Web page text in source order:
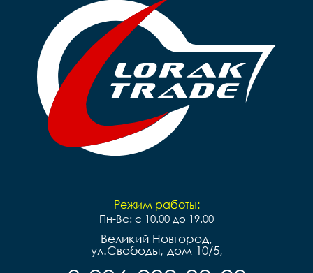
Режим работы:
Пн-Вс: с 10.00 до 19.00
Великий Новгород,
ул.Свободы, дом 10/5,